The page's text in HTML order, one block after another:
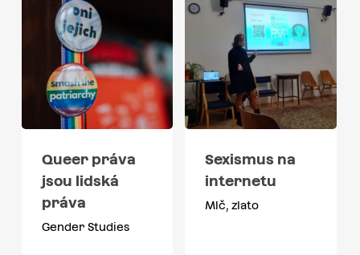
Queer práva
jsou lidská
práva
Gender Studies
Sexismus na
internetu
Mlč, zlato